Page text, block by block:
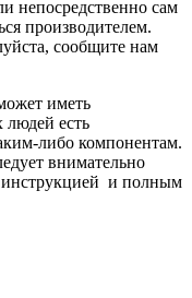
непосредственно сам
производителем.
сообщите нам
иметь
людей есть
либо компонентам.
внимательно
инструкцией и полным